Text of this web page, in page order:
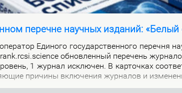
перечне научных изданий: «Белый
Еди­но­го го­судар­ствен­но­го пе­реч­ня
об­нов­лен­ный пе­ре­чень
1 жур­нал ис­клю­чен. В кар­точ­ках
при­чи­ны вклю­че­ния жур­на­лов и